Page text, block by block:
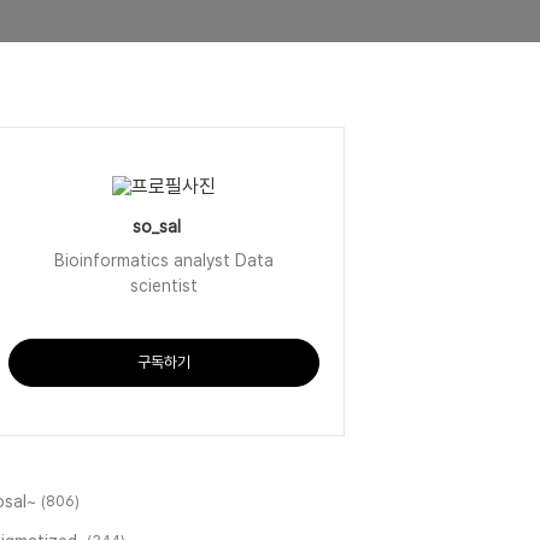
so_sal
Bioinformatics analyst Data
scientist
구독하기
(806)